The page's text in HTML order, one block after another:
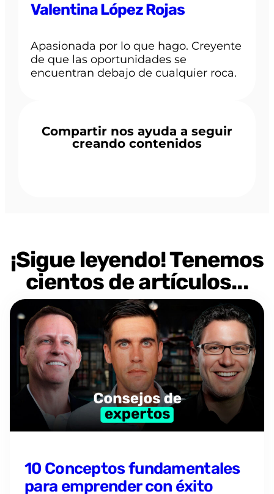
Valentina López Rojas
Apasionada por lo que hago. Creyente
de que las oportunidades se
encuentran debajo de cualquier roca.
Compartir nos ayuda a seguir
creando contenidos
¡Sigue leyendo! Tenemos
cientos de artículos...
10 Conceptos fundamentales
para emprender con éxito